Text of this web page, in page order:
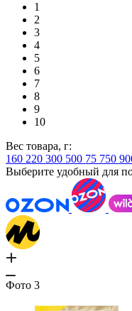
1
2
3
4
5
6
7
8
9
10
Вес товара, г:
160 220 300 500 75 750
Выберите удобный для
Фото 3